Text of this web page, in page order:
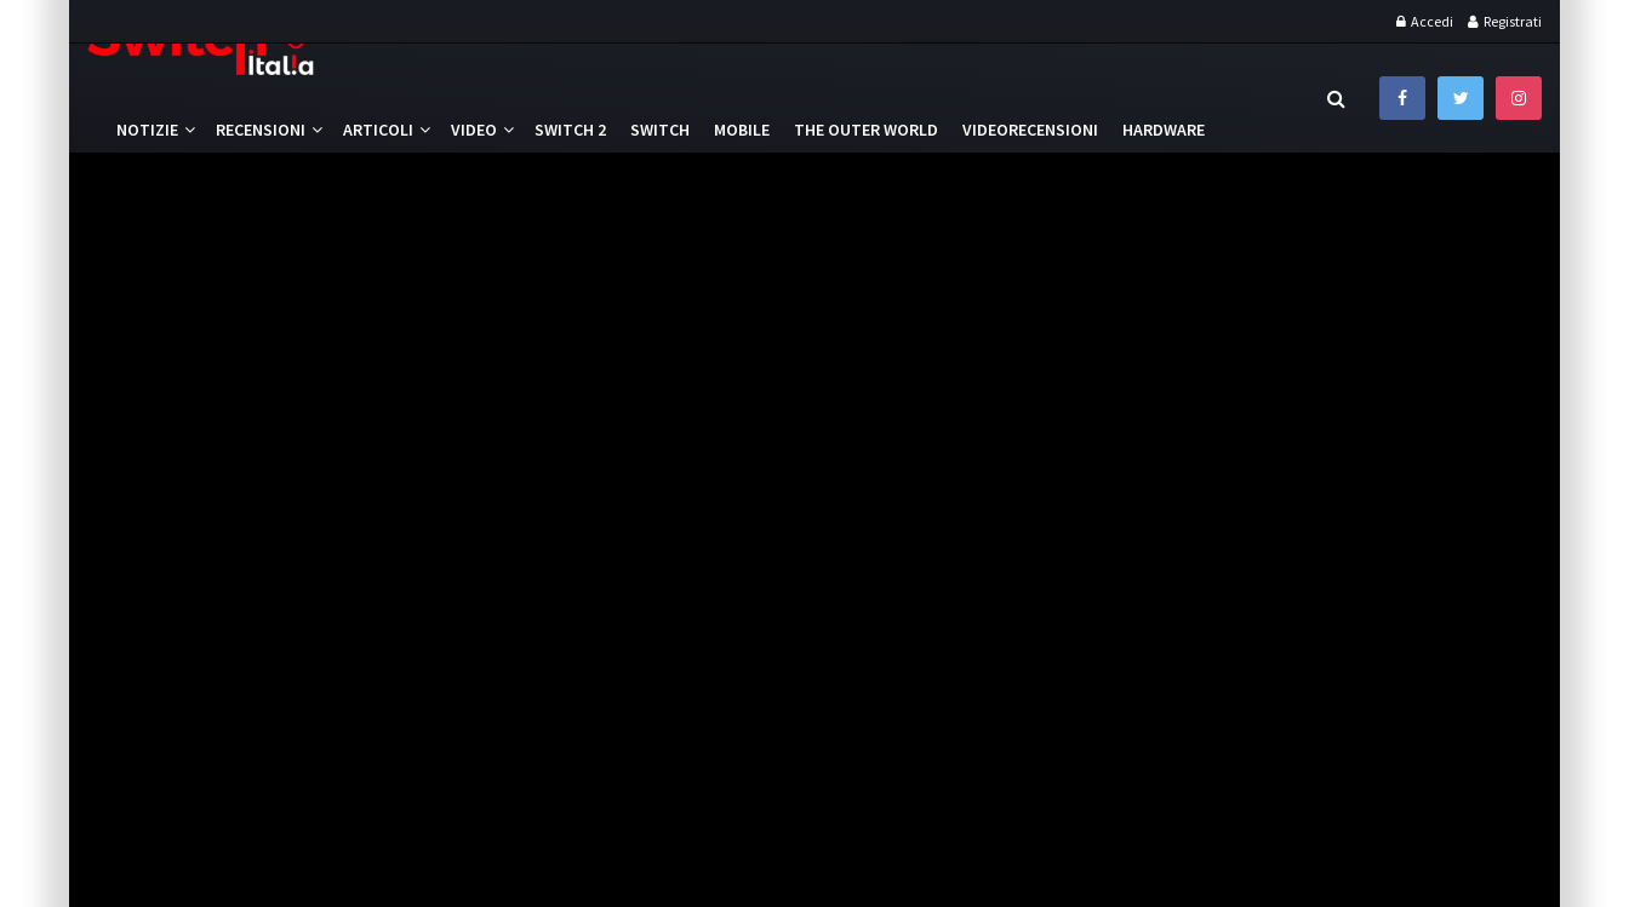
Accedi Registrati
NOTIZIE RECENSIONI ARTICOLI VIDEO SWITCH 2 SWITCH MOBILE THE OUTER WORLD VIDEORECENSIONI HARDWARE